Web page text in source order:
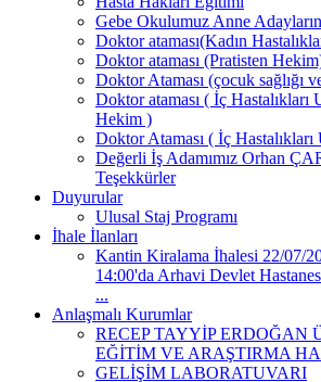
Gebe Okulumuz Anne
Doktor ataması(Kadın
Doktor ataması (Pratisten
Doktor Ataması (çocuk sağlığı
Doktor ataması ( İç Hastalıkları
Hekim )
Doktor Ataması ( İç Hastalıkları
Değerli İş Adamımız Orhan
Teşekkürler
Duyurular
Ulusal Staj Programı
İhale İlanları
Kantin Kiralama İhalesi 22/07/
14:00'da Arhavi Devlet
...
Anlaşmalı Kurumlar
RECEP TAYYİP ERDOĞAN
EĞİTİM VE ARAŞTIRMA
GELİŞİM LABORATUVARI